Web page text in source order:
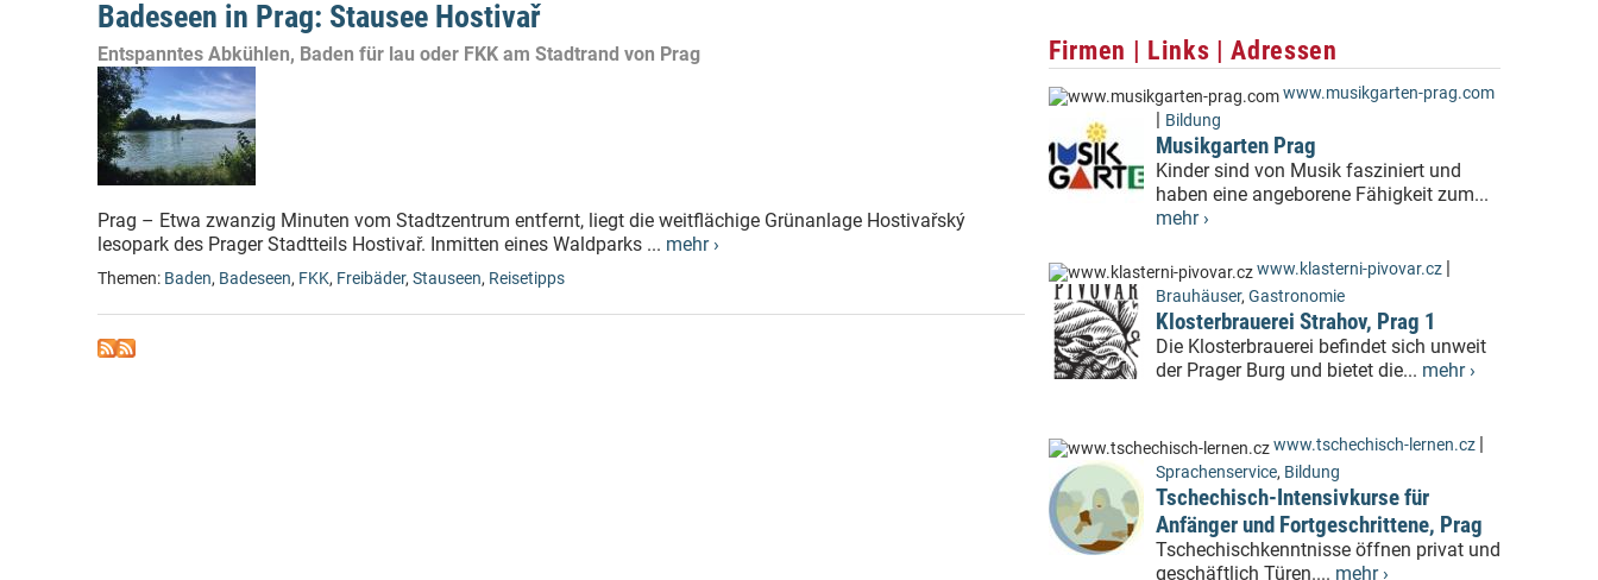
Badeseen in Prag: Stausee Hostivař
Entspanntes Abkühlen, Baden für lau oder FKK am Stadtrand von Prag
Prag – Etwa zwanzig Minuten vom Stadtzentrum entfernt, liegt die weitflächige Grünanlage Hostivařský
lesopark des Prager Stadtteils Hostivař. Inmitten eines Waldparks ... mehr ›
Themen: Baden, Badeseen, FKK, Freibäder, Stauseen, Reisetipps
Firmen | Links | Adressen
www.musikgarten-prag.com
| Bildung
Musikgarten Prag
Kinder sind von Musik fasziniert und
haben eine angeborene Fähigkeit zum...
mehr ›
www.klasterni-pivovar.cz |
Brauhäuser, Gastronomie
Klosterbrauerei Strahov, Prag 1
Die Klosterbrauerei befindet sich unweit
der Prager Burg und bietet die... mehr ›
www.tschechisch-lernen.cz |
Sprachenservice, Bildung
Tschechisch-Intensivkurse für
Anfänger und Fortgeschrittene, Prag
Tschechischkenntnisse öffnen privat und
geschäftlich Türen.... mehr ›